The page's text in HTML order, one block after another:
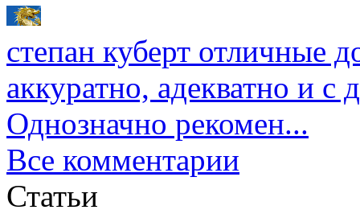
степан куберт отличные
аккуратно, адекватно и
Однозначно рекомен...
Все комментарии
Статьи